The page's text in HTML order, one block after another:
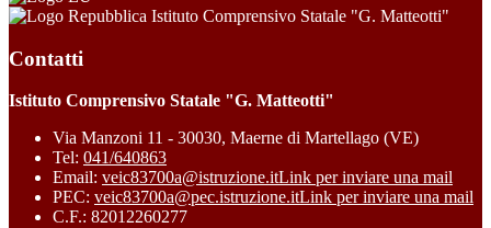
Istituto Comprensivo Statale "G. Matteotti"
Contatti
Istituto Comprensivo Statale "G. Matteotti"
Via Manzoni 11 - 30030, Maerne di Martellago (VE)
Tel: 041/640863
Email: veic83700a@istruzione.itLink per inviare una mail
PEC: veic83700a@pec.istruzione.itLink per inviare una mail
C.F.: 82012260277